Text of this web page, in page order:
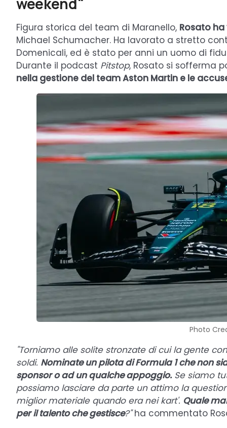
Figura storica del team di Maranello, Rosato ha
Michael Schumacher. Ha lavorato a stretto
Domenicali, ed è stato per anni un uomo di
Durante il podcast Pitstop, Rosato si sofferma
nella gestione del team Aston Martin e le
Photo
"Torniamo alle solite stronzate di cui la gente
soldi. Nominate un pilota di Formula 1 che non
sponsor o ad un qualche appoggio.Se siamo
possiamo lasciare da parte un attimo la
miglior materiale quando era nei kart'. Quale
per il talento che gestisce?"ha commentato